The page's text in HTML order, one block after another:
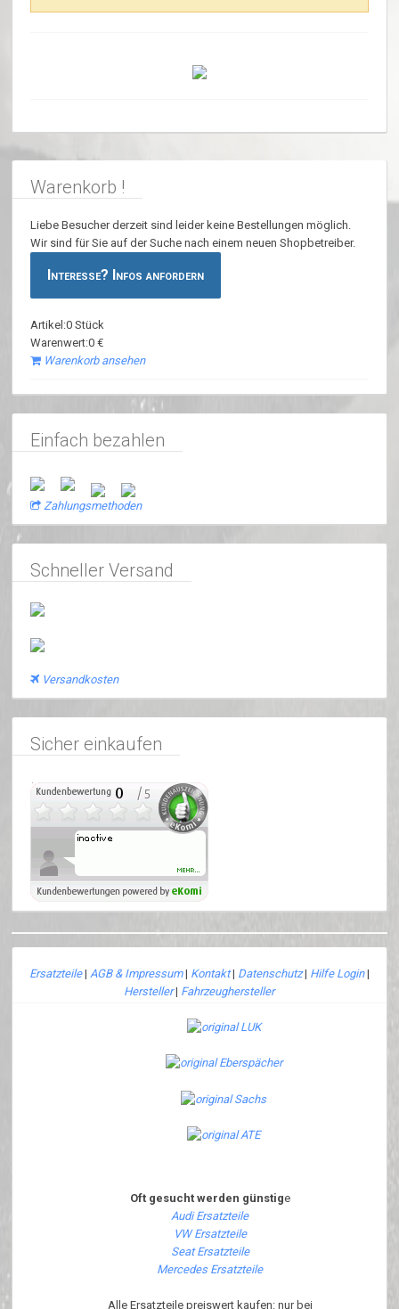
Warenkorb !
Liebe Besucher derzeit sind leider keine Bestellungen möglich.
Wir sind für Sie auf der Suche nach einem neuen Shopbetreiber.
Interesse? Infos anfordern
Artikel:0 Stück
Warenwert:0 €
Warenkorb ansehen
Einfach bezahlen
Zahlungsmethoden
Schneller Versand
Versandkosten
Sicher einkaufen
Ersatzteile| AGB & Impressum| Kontakt| Datenschutz| Hilfe Login|
Hersteller| Fahrzeughersteller
Oft gesucht werden günstige
Audi Ersatzteile
VW Ersatzteile
Seat Ersatzteile
Mercedes Ersatzteile
Alle Ersatzteile preiswert kaufen: nur bei